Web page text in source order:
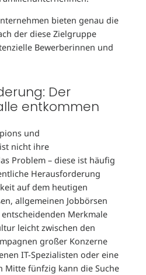
bieten genau die
der diese Zielgruppe
Bewerberinnen und
Der
entkommen
und
nicht ihre
Problem – diese ist häufig
Herausforderung
auf dem heutigen
allgemeinen Jobbörsen
Merkmale
leicht zwischen den
großer Konzerne
IT-Spezialisten oder eine
Mitte fünfzig kann die Suche